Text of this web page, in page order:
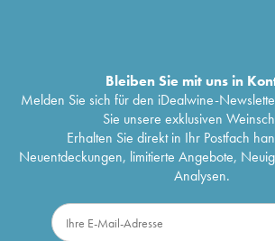
Bleiben Sie mit uns in
Melden Sie sich für den iDealwine-
Sie unsere exklusiven
Erhalten Sie direkt in Ihr Postfach
Neuentdeckungen, limitierte Angebote,
Analysen.